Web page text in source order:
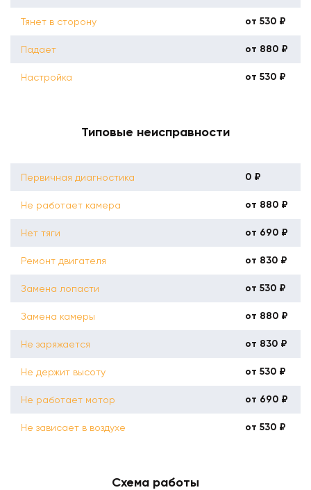
Тянет в сторону от 530 ₽
Падает от 880 ₽
Настройка от 530 ₽
Типовые неисправности
Первичная диагностика 0 ₽
Не работает камера от 880 ₽
Нет тяги от 690 ₽
Ремонт двигателя от 830 ₽
Замена лопасти от 530 ₽
Замена камеры от 880 ₽
Не заряжается от 830 ₽
Не держит высоту от 530 ₽
Не работает мотор от 690 ₽
Не зависает в воздухе от 530 ₽
Схема работы